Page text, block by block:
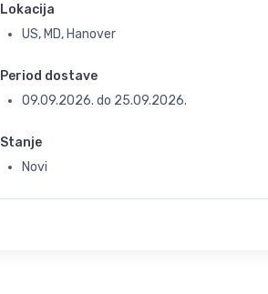
Lokacija
US, MD, Hanover
Period dostave
09.09.2026. do 25.09.2026.
Stanje
Novi